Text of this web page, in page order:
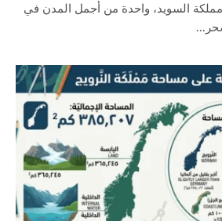
السويد، واحدة من أجمل المدن في